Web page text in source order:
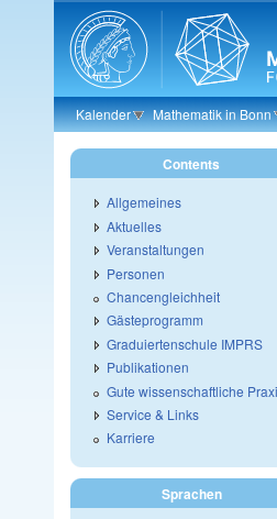
Skip to main content
Kalender Mathematik in Bonn
Contents
Allgemeines
Aktuelles
Veranstaltungen
Personen
Chancengleichheit
Gästeprogramm
Graduiertenschule IMPRS
Publikationen
Gute wissenschaftliche
Service & Links
Karriere
Sprachen